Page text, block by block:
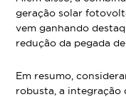
geração solar
vem ganhando
redução da pegada
Em resumo,
robusta, a integração